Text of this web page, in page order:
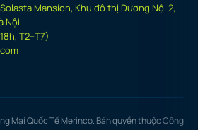
Mansion, Khu đô thị Dương Nội 2,
Nội
T2–T7)
Mại Quốc Tế Merinco. Bản quyền thuộc Công